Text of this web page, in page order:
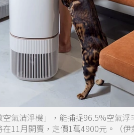
氣清淨機」，能捕捉96.5%空氣
11月開賣，定價1萬4900元。（伊